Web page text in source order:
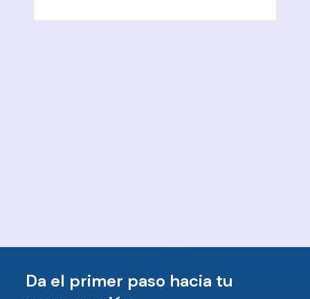
Da el primer paso hacia tu